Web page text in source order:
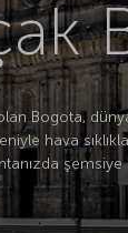
Bogota,
hava